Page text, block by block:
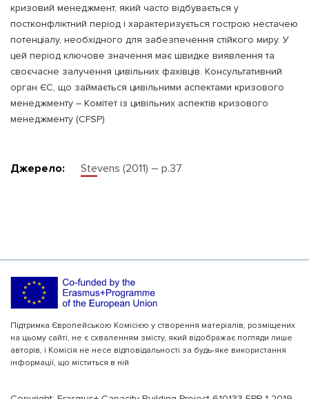
кризовий менеджмент, який часто відбувається у
постконфліктний період і характеризується гострою нестачею
потенціалу, необхідного для забезпечення стійкого миру. У
цей період ключове значення має швидке виявлення та
своєчасне залучення цивільних фахівців. Консультативний
орган ЄС, що займається цивільними аспектами кризового
менеджменту – Комітет із цивільних аспектів кризового
менеджменту (CFSP)
Джерело: Stevens (2011) – p.37
Підтримка Європейською Комісією у створення матеріалів, розміщених
на цьому сайті, не є схваленням змісту, який відображає погляди лише
авторів, і Комісія не несе відповідальності за будь-яке використання
інформації, що міститься в ній